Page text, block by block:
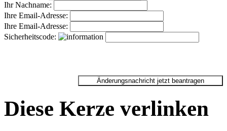
Ihr Nachname:
Ihre Email-Adresse:
Ihre Email-Adresse:
Sicherheitscode:
Diese Kerze verlinken